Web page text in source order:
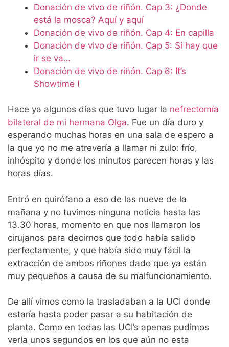
Donación de vivo de riñón. Cap 3: ¿Donde
está la mosca? Aquí y aquí
Donación de vivo de riñón. Cap 4: En capilla
Donación de vivo de riñón. Cap 5: Si hay que
ir se va…
Donación de vivo de riñón. Cap 6: It’s
Showtime I
Hace ya algunos días que tuvo lugar la nefrectomía
bilateral de mi hermana Olga. Fue un día duro y
esperando muchas horas en una sala de espero a
la que yo no me atrevería a llamar ni zulo: frío,
inhóspito y donde los minutos parecen horas y las
horas días.
Entró en quirófano a eso de las nueve de la
mañana y no tuvimos ninguna noticia hasta las
13.30 horas, momento en que nos llamaron los
cirujanos para decirnos que todo había salido
perfectamente, y que había sido muy fácil la
extracción de ambos riñones dado que ya están
muy pequeños a causa de su malfuncionamiento.
De allí vimos como la trasladaban a la UCI donde
estaría hasta poder pasar a su habitación de
planta. Como en todas las UCI’s apenas pudimos
verla unos segundos en los que aún no esta